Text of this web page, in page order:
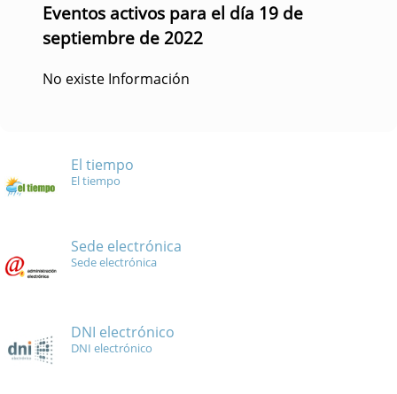
Eventos activos para el día 19 de
septiembre de 2022
No existe Información
El tiempo
El tiempo
Sede electrónica
Sede electrónica
DNI electrónico
DNI electrónico